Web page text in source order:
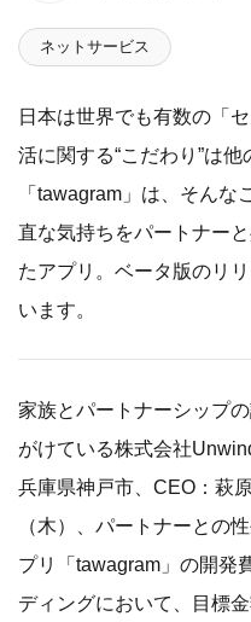
ネットサービス
日本は世界でも有数の「
活に関する“こだわり”は
「tawagram」は、そん
直な気持ちをパートナー
たアプリ。ベータ版のリ
います。
家族とパートナーシップ
がけている株式会社
兵庫県神戸市、CEO：萩
（木）、パートナーとの
プリ「tawagram」の開発
ディングにおいて、目標